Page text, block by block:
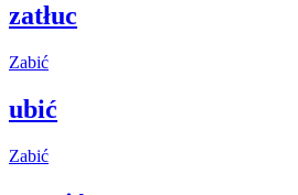
zatłuc
Zabić
ubić
Zabić